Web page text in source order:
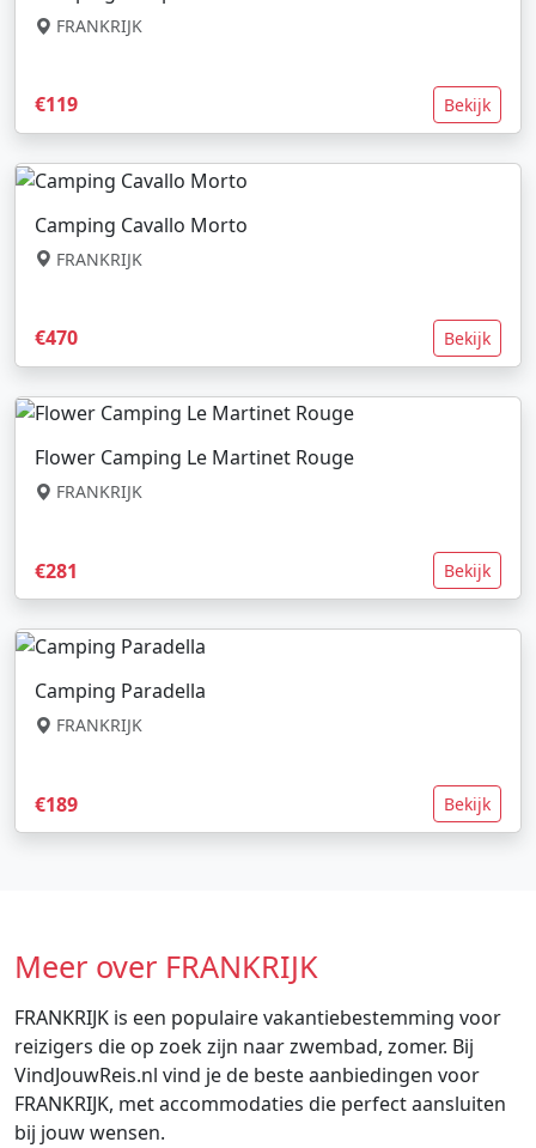
FRANKRIJK
€119 Bekijk
Camping Cavallo Morto
FRANKRIJK
€470 Bekijk
Flower Camping Le Martinet Rouge
FRANKRIJK
€281 Bekijk
Camping Paradella
FRANKRIJK
€189 Bekijk
Meer over FRANKRIJK
FRANKRIJK is een populaire vakantiebestemming voor
reizigers die op zoek zijn naar zwembad, zomer. Bij
VindJouwReis.nl vind je de beste aanbiedingen voor
FRANKRIJK, met accommodaties die perfect aansluiten
bij jouw wensen.